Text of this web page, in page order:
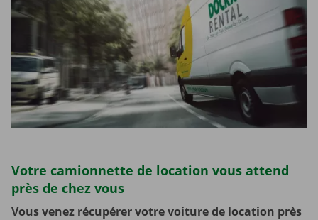
Votre camionnette de location vous attend
près de chez vous
Vous venez récupérer votre voiture de location près